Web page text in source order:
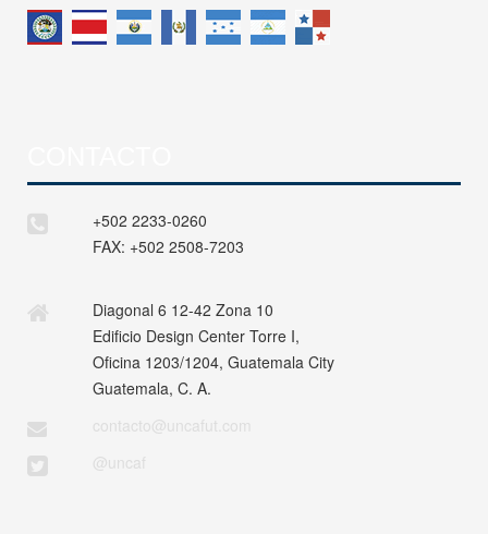
+502 2233-0260
FAX: +502 2508-7203
Diagonal 6 12-42 Zona 10
Edificio Design Center Torre I,
Oficina 1203/1204, Guatemala City
Guatemala, C. A.
contacto@uncafut.com
@uncaf